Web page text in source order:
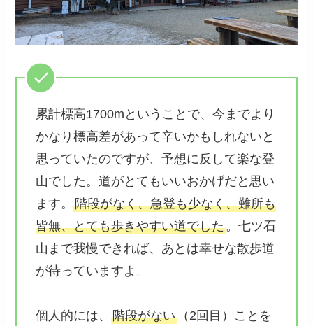
累計標高1700mということで、今までより
かなり標高差があって辛いかもしれないと
思っていたのですが、予想に反して楽な登
山でした。道がとてもいいおかげだと思い
ます。階段がなく、急登も少なく、難所も
皆無、とても歩きやすい道でした。七ツ石
山まで我慢できれば、あとは幸せな散歩道
が待っていますよ。
個人的には、階段がない （2回目）ことを